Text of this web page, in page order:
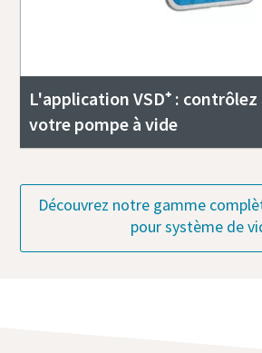
L'application VSD⁺ :
votre pompe à vide
Découvrez notre gamme
pour système de